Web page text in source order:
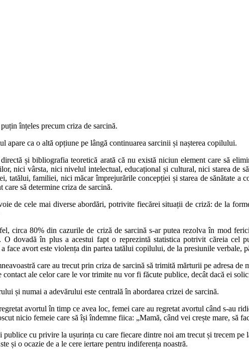
înțeles precum criza de sarcină.
apare ca o altă opțiune pe lângă continuarea sarcinii și nașterea copilului.
și bibliografia teoretică arată că nu există niciun element care să
nici vârsta, nici nivelul intelectual, educațional și cultural, nici starea de
familiei, nici măcar împrejurările concepției și starea de sănătate a
să determine criza de sarcină.
de cele mai diverse abordări, potrivite fiecărei situații de criză: de la
circa 80% din cazurile de criză de sarcină s-ar putea rezolva în mod
dovadă în plus a acestui fapt o reprezintă statistica potrivit căreia cel
avort este violența din partea tatălui copilului, de la presiunile verbale,
care au trecut prin criza de sarcină să trimită mărturii pe adresa de
ale celor care le vor trimite nu vor fi făcute publice, decât dacă ei
și numai a adevărului este centrală în abordarea crizei de sarcină.
avortul în timp ce avea loc, femei care au regretat avortul când s-au
nicio femeie care să își îndemne fiica: „Mamă, când vei crește mare, să
cu privire la ușurința cu care fiecare dintre noi am trecut și trecem
și o ocazie de a le cere iertare pentru indiferența noastră.